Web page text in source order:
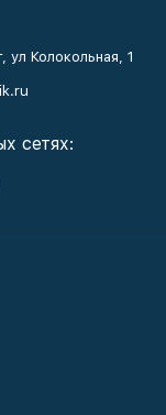
ул Колокольная, 1
сетях: